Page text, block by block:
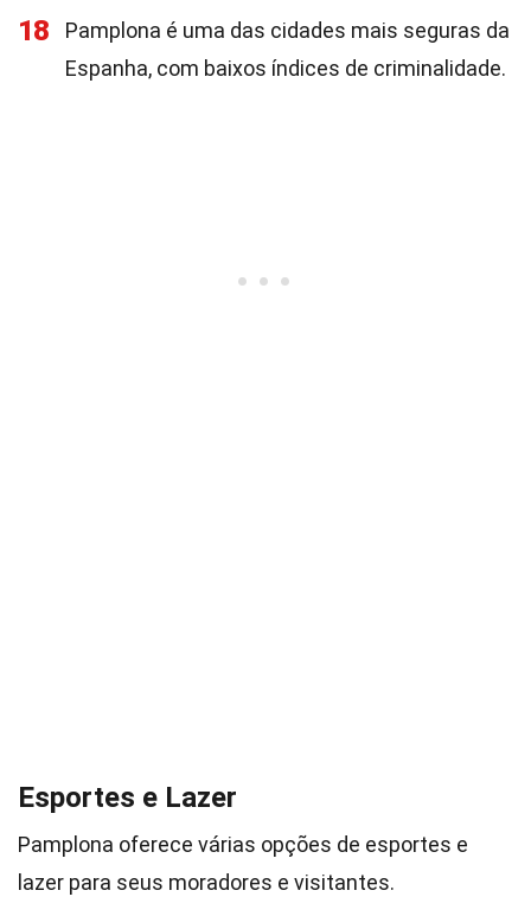
18
Pamplona é uma das cidades mais seguras da
Espanha, com baixos índices de criminalidade.
Esportes e Lazer
Pamplona oferece várias opções de esportes e
lazer para seus moradores e visitantes.